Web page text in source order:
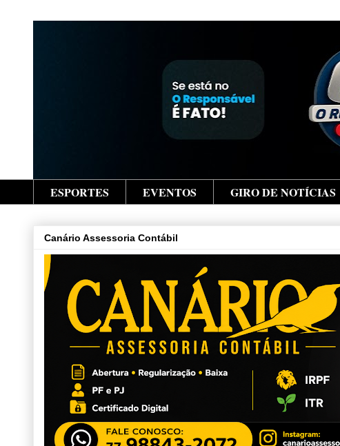
ESPORTES EVENTOS GIRO DE NOTÍCIAS
Canário Assessoria Contábil